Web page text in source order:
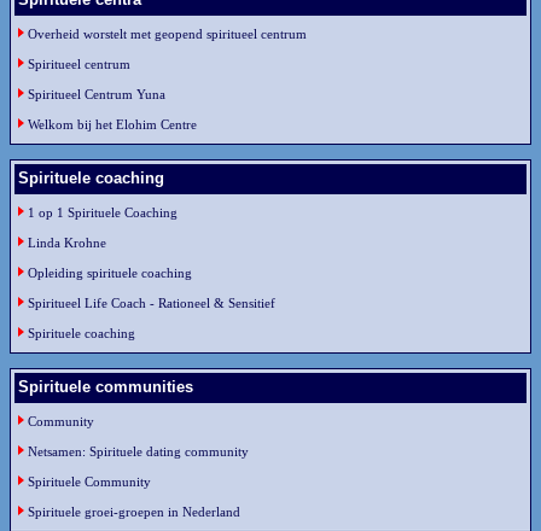
Overheid worstelt met geopend spiritueel centrum
Spiritueel centrum
Spiritueel Centrum Yuna
Welkom bij het Elohim Centre
Spirituele coaching
1 op 1 Spirituele Coaching
Linda Krohne
Opleiding spirituele coaching
Spiritueel Life Coach - Rationeel & Sensitief
Spirituele coaching
Spirituele communities
Community
Netsamen: Spirituele dating community
Spirituele Community
Spirituele groei-groepen in Nederland